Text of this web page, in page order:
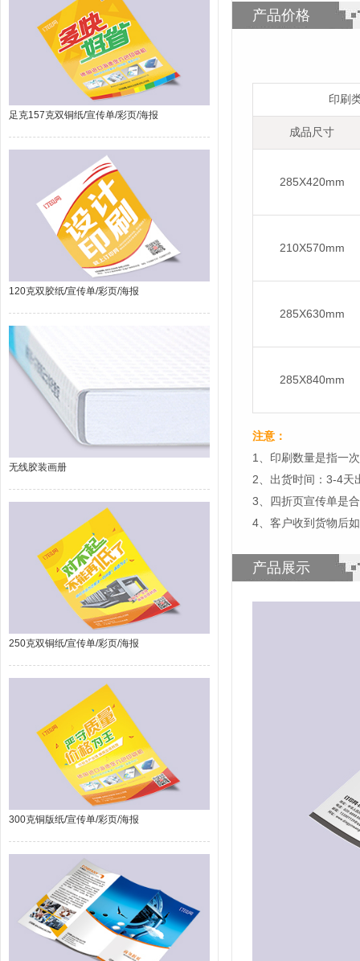
足克157克双铜纸/宣传单/彩页/海报
120克双胶纸/宣传单/彩页/海报
无线胶装画册
250克双铜纸/宣传单/彩页/海报
300克铜版纸/宣传单/彩页/海报
产品价格
印刷
成品尺寸
285X420mm
210X570mm
285X630mm
285X840mm
注意：
1、印刷数量是指一
2、出货时间：3-4天
3、四折页宣传单是
4、客户收到货物后
产品展示